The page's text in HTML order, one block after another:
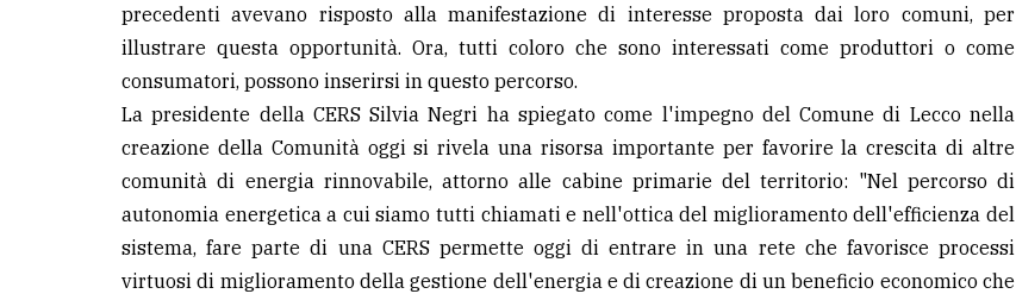
precedenti avevano risposto alla manifestazione di interesse proposta dai loro comuni, per
illustrare questa opportunità. Ora, tutti coloro che sono interessati come produttori o come
consumatori, possono inserirsi in questo percorso.
La presidente della CERS Silvia Negri ha spiegato come l'impegno del Comune di Lecco nella
creazione della Comunità oggi si rivela una risorsa importante per favorire la crescita di altre
comunità di energia rinnovabile, attorno alle cabine primarie del territorio: "Nel percorso di
autonomia energetica a cui siamo tutti chiamati e nell'ottica del miglioramento dell'efficienza del
sistema, fare parte di una CERS permette oggi di entrare in una rete che favorisce processi
virtuosi di miglioramento della gestione dell'energia e di creazione di un beneficio economico che